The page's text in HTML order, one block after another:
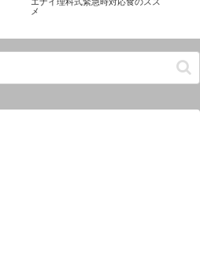
エナイ理科式緊急時対応食のスス
メ